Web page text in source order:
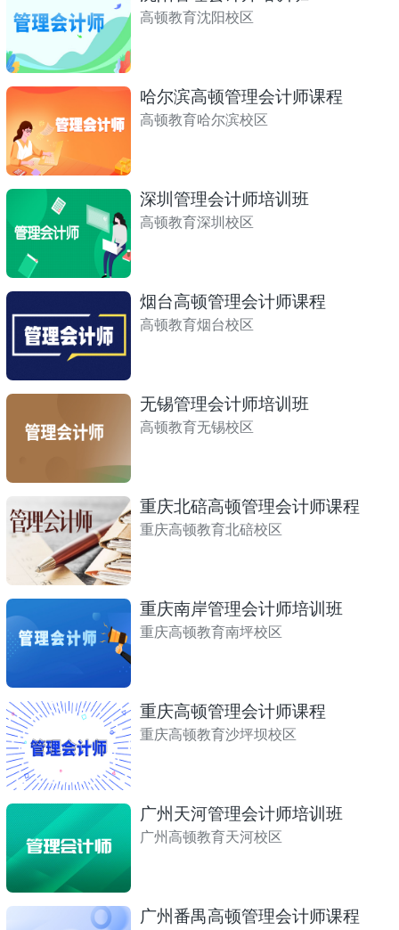
高顿教育沈阳校区
哈尔滨高顿管理会计师课程
高顿教育哈尔滨校区
深圳管理会计师培训班
高顿教育深圳校区
烟台高顿管理会计师课程
高顿教育烟台校区
无锡管理会计师培训班
高顿教育无锡校区
重庆北碚高顿管理会计师课程
重庆高顿教育北碚校区
重庆南岸管理会计师培训班
重庆高顿教育南坪校区
重庆高顿管理会计师课程
重庆高顿教育沙坪坝校区
广州天河管理会计师培训班
广州高顿教育天河校区
广州番禺高顿管理会计师课程